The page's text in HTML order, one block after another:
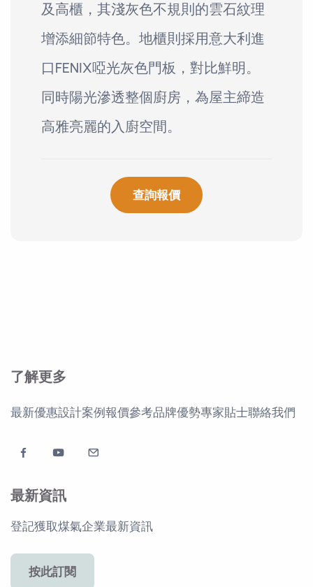
及高櫃，其淺灰色不規則的雲石紋理
增添細節特色。地櫃則採用意大利進
口FENIX啞光灰色門板，對比鮮明。
同時陽光滲透整個廚房，為屋主締造
高雅亮麗的入廚空間。
查詢報價
了解更多
最新優惠設計案例 報價參考品牌優勢專家貼士聯絡我們
最新資訊
登記獲取煤氣企業最新資訊
按此訂閱